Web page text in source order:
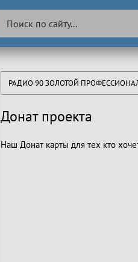
РАДИО 90 ЗОЛОТОЙ
Донат проекта
Наш Донат карты для тех кто